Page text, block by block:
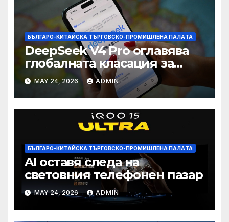
БЪЛГАРО-КИТАЙСКА ТЪРГОВСКО-ПРОМИШЛЕНА ПАЛAТА
DeepSeek V4 Pro оглавява
глобалната класация за
печалба след 75%
намаление на цената
MAY 24, 2026 ADMIN
БЪЛГАРО-КИТАЙСКА ТЪРГОВСКО-ПРОМИШЛЕНА ПАЛAТА
AI оставя следа на
световния телефонен пазар
MAY 24, 2026 ADMIN